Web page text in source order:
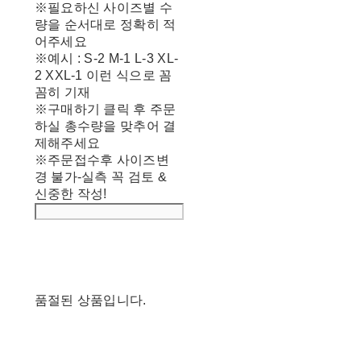
※필요하신 사이즈별 수
량을 순서대로 정확히 적
어주세요
※예시 : S-2 M-1 L-3 XL-
2 XXL-1 이런 식으로 꼼
꼼히 기재
※구매하기 클릭 후 주문
하실 총수량을 맞추어 결
제해주세요
※주문접수후 사이즈변
경 불가-실측 꼭 검토 &
신중한 작성!
품절된 상품입니다.